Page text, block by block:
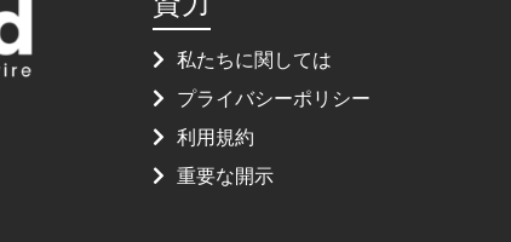
私たちに関しては
プライバシーポリシー
利用規約
重要な開示